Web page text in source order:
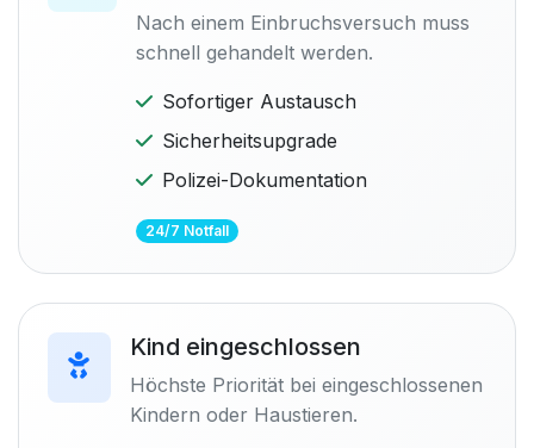
Nach einem Einbruchsversuch muss
schnell gehandelt werden.
Sofortiger Austausch
Sicherheitsupgrade
Polizei-Dokumentation
24/7 Notfall
Kind eingeschlossen
Höchste Priorität bei eingeschlossenen
Kindern oder Haustieren.